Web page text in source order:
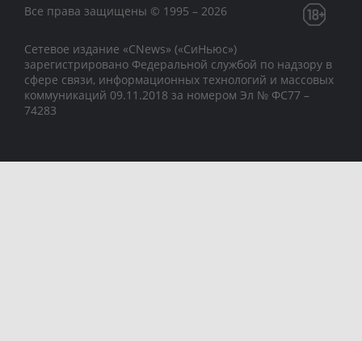
Все права защищены © 1995 – 2026
Сетевое издание «CNews» («СиНьюс»)
зарегистрировано Федеральной службой по надзору в
сфере связи, информационных технологий и массовых
коммуникаций 09.11.2018 за номером Эл № ФС77 –
74283